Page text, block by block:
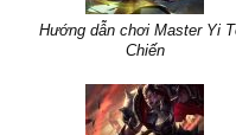
Hướng dẫn chơi Master Yi
Chiến